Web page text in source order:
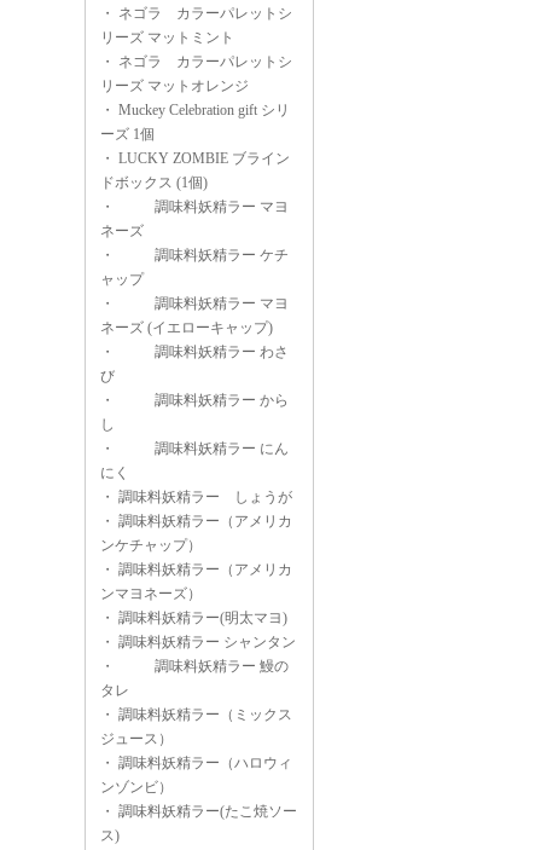
・ ネゴラ カラーパレットシ
リーズ マットミント
・ ネゴラ カラーパレットシ
リーズ マットオレンジ
・ Muckey Celebration gift シリ
ーズ 1個
・ LUCKY ZOMBIE ブライン
ドボックス (1個)
・
調味料妖精ラー マヨ
ネーズ
・
調味料妖精ラー ケチ
ャップ
・
調味料妖精ラー マヨ
ネーズ (イエローキャップ)
・
調味料妖精ラー わさ
び
・
調味料妖精ラー から
し
・
調味料妖精ラー にん
にく
・ 調味料妖精ラー しょうが
・ 調味料妖精ラー（アメリカ
ンケチャップ）
・ 調味料妖精ラー（アメリカ
ンマヨネーズ）
・ 調味料妖精ラー(明太マヨ)
・ 調味料妖精ラー シャンタン
・
調味料妖精ラー 鰻の
タレ
・ 調味料妖精ラー（ミックス
ジュース）
・ 調味料妖精ラー（ハロウィ
ンゾンビ）
・ 調味料妖精ラー(たこ焼ソー
ス)